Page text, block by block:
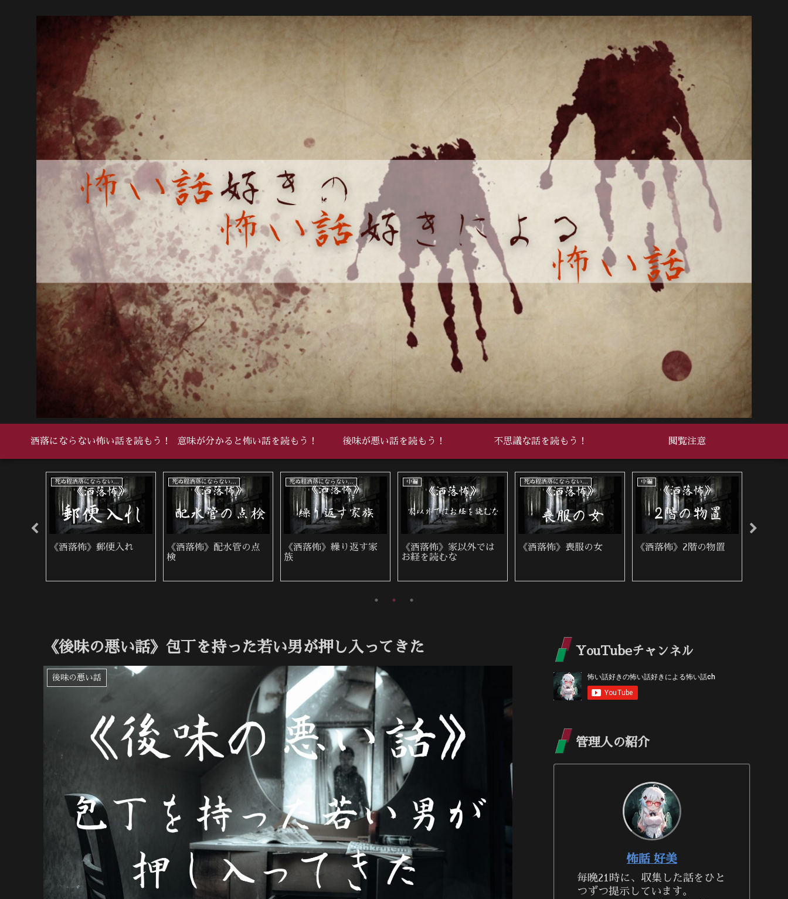
洒落にならない怖い話を読もう！ 意味が分かると怖い話を読もう！ 後味が悪い話を読もう！ 不思議な話を読もう！ 閲覧注意
死ぬ程洒落にならない怖い話
《洒落怖》郵便入れ
死ぬ程洒落にならない怖い話
《洒落怖》配水管の点
検
死ぬ程洒落にならない怖い話
《洒落怖》繰り返す家
族
中編
《洒落怖》家以外では
お経を読むな
死ぬ程洒落にならない怖い話
《洒落怖》喪服の女
中編
《洒落怖》2階の物置
《後味の悪い話》包丁を持った若い男が押し入ってきた
後味の悪い話
YouTubeチャンネル
管理人の紹介
怖話 好美
毎晩21時に、収集した話をひと
つずつ提示しています。